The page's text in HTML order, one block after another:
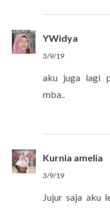
YWidya
3/9/19
aku juga lagi
mba..
Kurnia amelia
3/9/19
Jujur saja aku